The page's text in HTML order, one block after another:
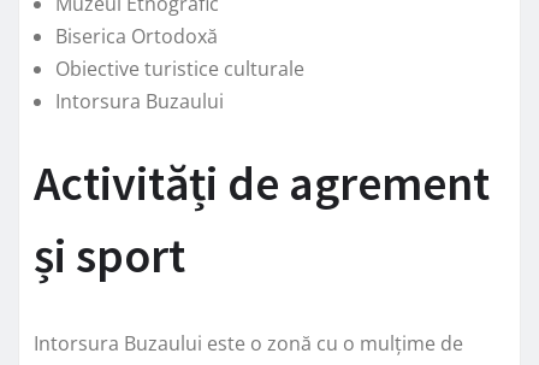
Biserica Ortodoxă
Obiective turistice culturale
Intorsura Buzaului
Activități de agrement
și sport
Intorsura Buzaului este o zonă cu o mulțime de